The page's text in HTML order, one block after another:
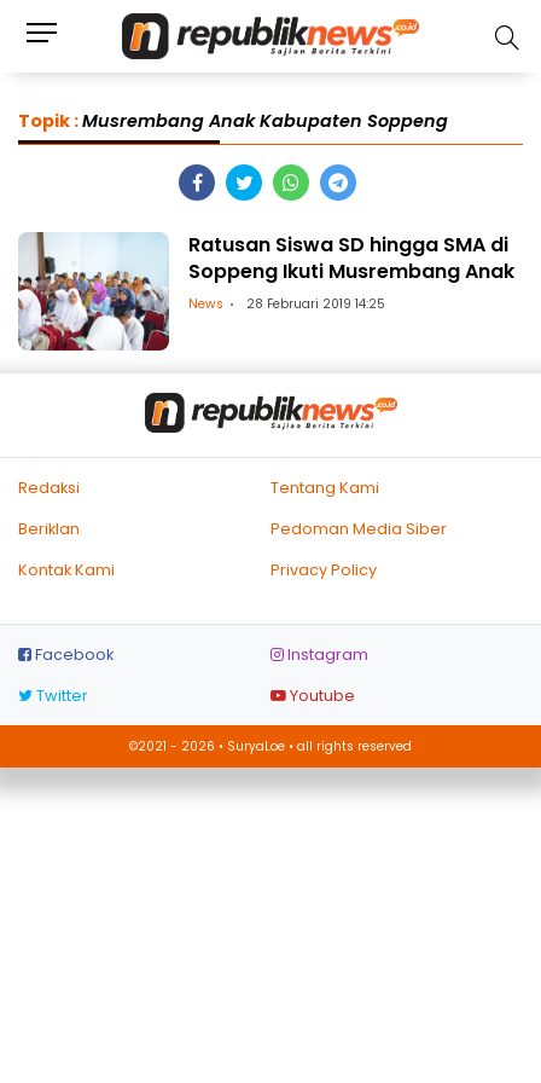
Topik :Musrembang Anak Kabupaten Soppeng
Ratusan Siswa SD hingga SMA di
Soppeng Ikuti Musrembang Anak
News 28 Februari 2019 14:25
Redaksi
Tentang Kami
Beriklan
Pedoman Media Siber
Kontak Kami
Privacy Policy
Facebook
Instagram
Twitter
Youtube
©2021 - 2026 • SuryaLoe • all rights reserved